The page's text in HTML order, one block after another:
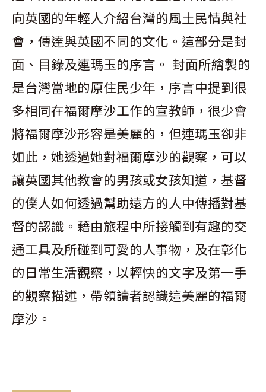
向英國的年輕人介紹台灣的風土民情與社
會，傳達與英國不同的文化。這部分是封
面、目錄及連瑪玉的序言。 封面所繪製的
是台灣當地的原住民少年，序言中提到很
多相同在福爾摩沙工作的宣教師，很少會
將福爾摩沙形容是美麗的，但連瑪玉卻非
如此，她透過她對福爾摩沙的觀察，可以
讓英國其他教會的男孩或女孩知道，基督
的僕人如何透過幫助遠方的人中傳播對基
督的認識。藉由旅程中所接觸到有趣的交
通工具及所碰到可愛的人事物，及在彰化
的日常生活觀察，以輕快的文字及第一手
的觀察描述，帶領讀者認識這美麗的福爾
摩沙。